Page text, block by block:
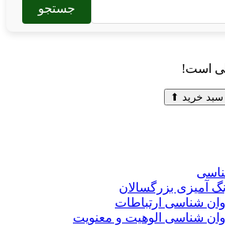
جستجو
است!
سبد خرید ⬆
آمیزی بزرگسالان
شناسی ارتباطات
شناسی الوهیت و معنویت